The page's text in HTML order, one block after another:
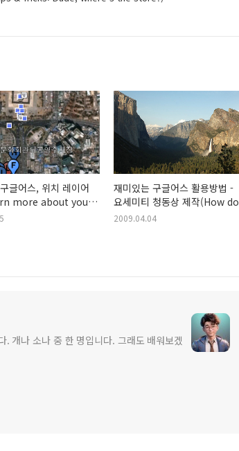
글어스, 위치 레이어
more about your
with your
재미있는 구글어스 활용방법 -
요세미티 청동상 제작(How do
you geo? Share your story!)
2009.04.04
. 개나 소나 중 한 명입니다. 그래도 배워보겠